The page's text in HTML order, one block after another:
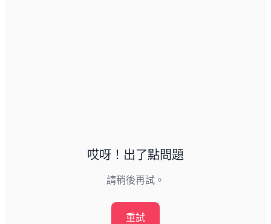
哎呀！出了點問題
請稍後再試。
重試